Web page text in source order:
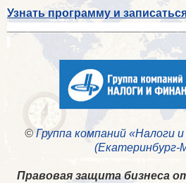
Узнать программу и
© Группа компаний «Налоги
(Екатеринбург-
Правовая защита бизнеса